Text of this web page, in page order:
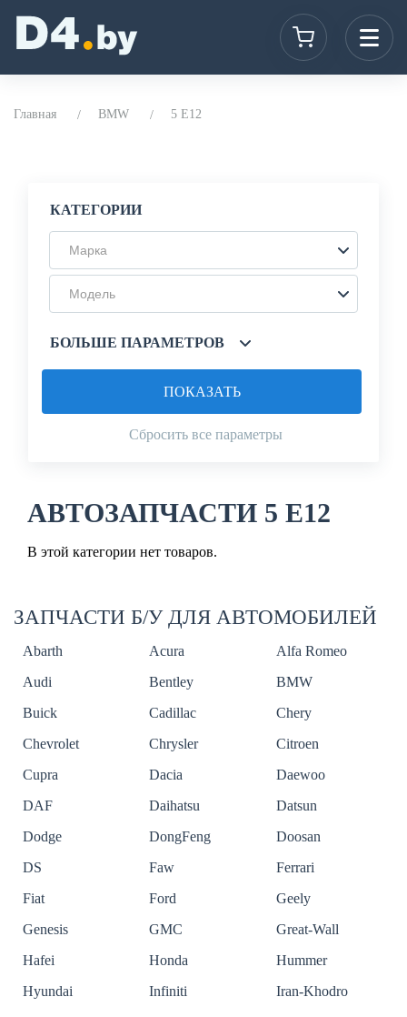
Главная BMW 5 E12
КАТЕГОРИИ
Марка
Модель
БОЛЬШЕ ПАРАМЕТРОВ
Сбросить все параметры
ПОКАЗАТЬ
АВТОЗАПЧАСТИ 5 E12
В этой категории нет товаров.
ЗАПЧАСТИ Б/У ДЛЯ АВТОМОБИЛЕЙ
Abarth Acura
Alfa Romeo
Audi
Bentley
BMW
Buick
Cadillac
Chery
Chevrolet
Chrysler
Citroen
Cupra
Dacia
Daewoo
DAF
Daihatsu
Datsun
Dodge
DongFeng
Doosan
DS
Faw
Ferrari
Fiat
Ford
Geely
Genesis
GMC
Great-Wall
Hafei
Honda
Hummer
Hyundai
Infiniti
Iran-Khodro